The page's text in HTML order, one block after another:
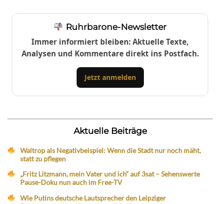
Ruhrbarone-Newsletter
Immer informiert bleiben: Aktuelle Texte,
Analysen und Kommentare direkt ins Postfach.
Jetzt anmelden
Aktuelle Beiträge
Waltrop als Negativbeispiel: Wenn die Stadt nur noch mäht,
statt zu pflegen
„Fritz Litzmann, mein Vater und ich“ auf 3sat – Sehenswerte
Pause-Doku nun auch im Free-TV
Wie Putins deutsche Lautsprecher den Leipziger